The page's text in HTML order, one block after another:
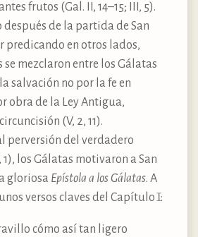
frutos (Gal. II, 14–15; III, 5).
después de la partida de San
predicando en otros lados,
se mezclaron entre los Gálatas
salvación no por la fe en
obra de la Ley Antigua,
(V, 2, 11).
perversión del verdadero
1), los Gálatas motivaron a San
gloriosa Epístola a los Gálatas. A
versos claves del Capítulo I:
cómo así tan ligero